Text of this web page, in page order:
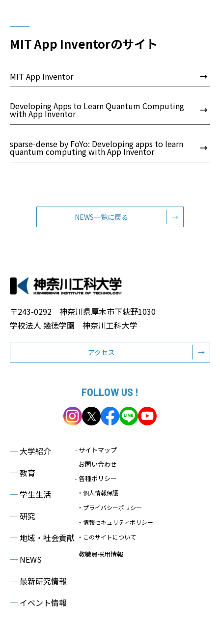
MIT App Inventorのサイト
MIT App Inventor →
Developing Apps to Learn Quantum Computing
with App Inventor →
sparse-dense by FoYo: Developing apps to learn
quantum computing with App Inventor →
NEWS一覧に戻る →
〒243-0292 神奈川県厚木市下荻野1030
学校法人 幾徳学園 神奈川工科大学
アクセス →
FOLLOW US !
─ 大学紹介
─教育
─学生生活
─研究
─地域・社会貢献
─ NEWS
─最新研究情報
─ イベント情報
- サイトマップ
- お問い合わせ
- 各種ポリシー
・個人情報保護
・プライバシーポリシー
・情報セキュリティポリシー
・このサイトについて
- 教職員採用情報